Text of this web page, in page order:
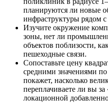
планируются ли новые
инфраструктуры рядом
Изучите окружение
зоны, нет ли
объектов поблизости,
пешеходные связи.
Сопоставьте цену
средними значениями
покажет, насколько
переплачиваете ли вы
локационной